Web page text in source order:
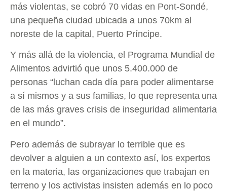
más violentas, se cobró 70 vidas en Pont-Sondé,
una pequeña ciudad ubicada a unos 70km al
noreste de la capital, Puerto Príncipe.
Y más allá de la violencia, el Programa Mundial de
Alimentos advirtió que unos 5.400.000 de
personas “luchan cada día para poder alimentarse
a sí mismos y a sus familias, lo que representa una
de las más graves crisis de inseguridad alimentaria
en el mundo”.
Pero además de subrayar lo terrible que es
devolver a alguien a un contexto así, los expertos
en la materia, las organizaciones que trabajan en
terreno y los activistas insisten además en lo poco